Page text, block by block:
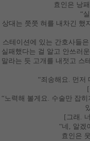
효인은 낭
“
상대는 쯧쯧 혀를 내차긴 했
스테이션에 있는 간호사들
실패했다는 걸 알고 안쓰러
말라는 듯 고개를 내젓고 스
“죄송해요 . 먼저
[
“노력해 볼게요 . 수술만 잡
[그래 .
“네 , 알겠
효인은